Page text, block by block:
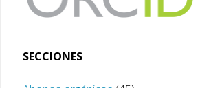
SECCIONES